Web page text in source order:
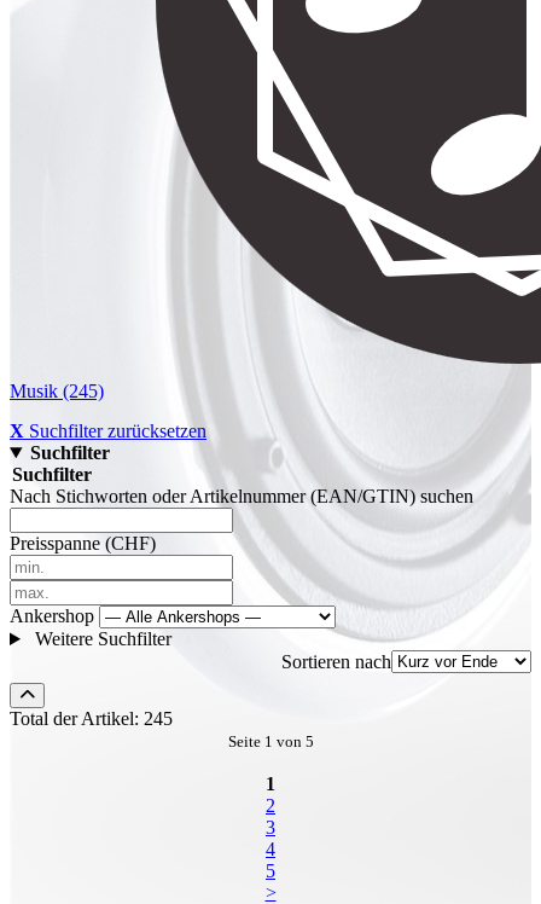
Musik (245)
X Suchfilter zurücksetzen
Suchfilter
Suchfilter
Nach Stichworten oder Artikelnummer (EAN/GTIN) suchen
Preisspanne (CHF)
Ankershop
Weitere Suchfilter
Sortieren nach
Total der Artikel: 245
Seite 1 von 5
1
2
3
4
5
>